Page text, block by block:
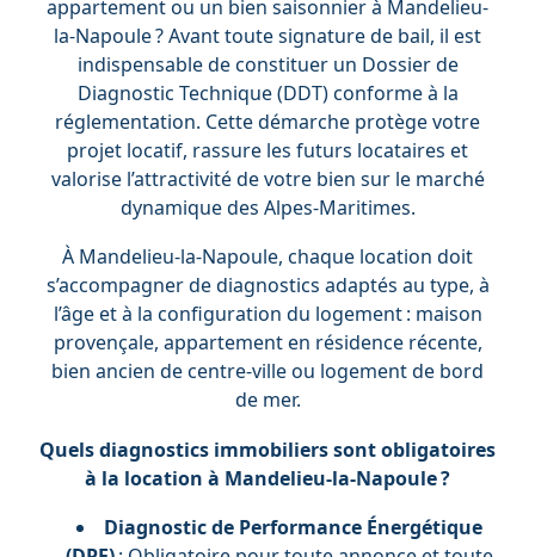
appartement ou un bien saisonnier à Mandelieu-
la-Napoule ? Avant toute signature de bail, il est
indispensable de constituer un Dossier de
Diagnostic Technique (DDT) conforme à la
réglementation. Cette démarche protège votre
projet locatif, rassure les futurs locataires et
valorise l’attractivité de votre bien sur le marché
dynamique des Alpes-Maritimes.
À Mandelieu-la-Napoule, chaque location doit
s’accompagner de diagnostics adaptés au type, à
l’âge et à la configuration du logement : maison
provençale, appartement en résidence récente,
bien ancien de centre-ville ou logement de bord
de mer.
Quels diagnostics immobiliers sont obligatoires
à la location à Mandelieu-la-Napoule ?
Diagnostic de Performance Énergétique